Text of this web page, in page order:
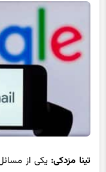
تینا مزدکی: یکی از